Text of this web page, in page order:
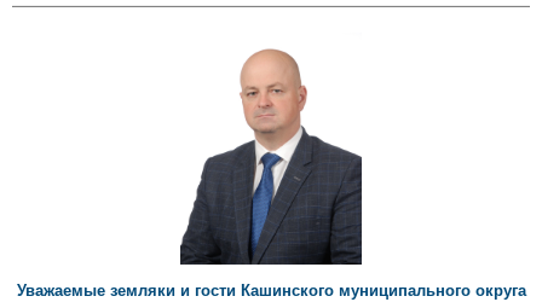
Уважаемые земляки и гости Кашинского муниципального округа